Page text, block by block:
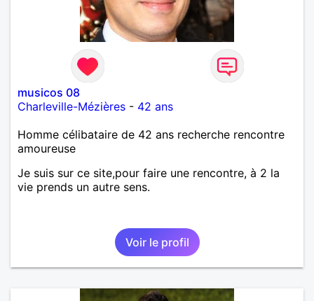
musicos 08
Charleville-Mézières - 42 ans
Homme célibataire de 42 ans recherche rencontre
amoureuse
Je suis sur ce site,pour faire une rencontre, à 2 la
vie prends un autre sens.
Voir le profil